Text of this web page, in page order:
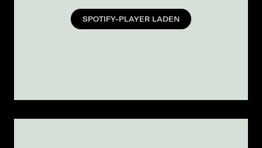
SPOTIFY-PLAYER LADEN